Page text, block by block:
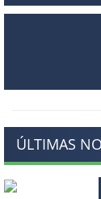
ÚLTIMAS